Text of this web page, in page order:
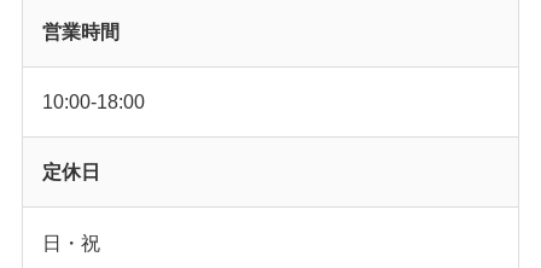
営業時間
10:00-18:00
定休日
日・祝